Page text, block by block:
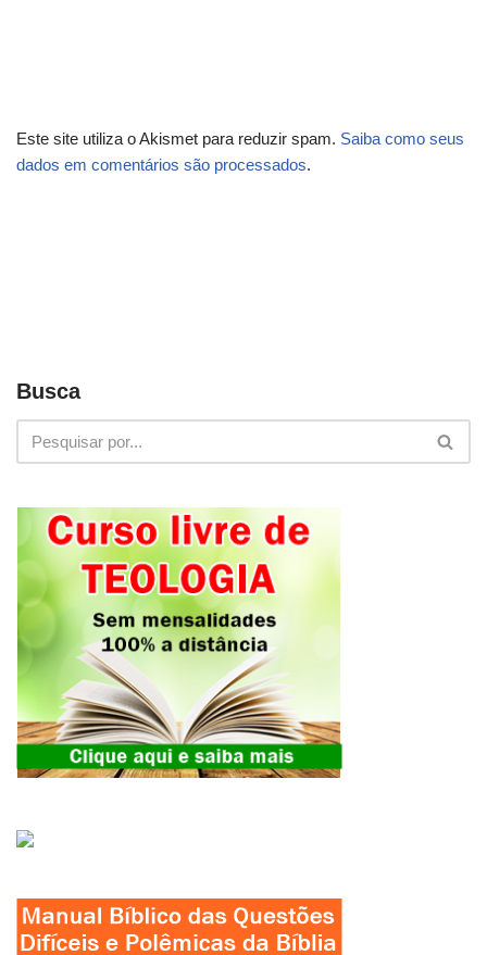
Este site utiliza o Akismet para reduzir spam. Saiba como seus
dados em comentários são processados.
Busca